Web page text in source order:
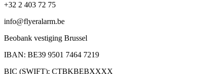
+32 2 403 72 75
info@flyeralarm.be
Beobank vestiging Brussel
IBAN: BE39 9501 7464 7219
BIC (SWIFT): CTBKBEBXXXX